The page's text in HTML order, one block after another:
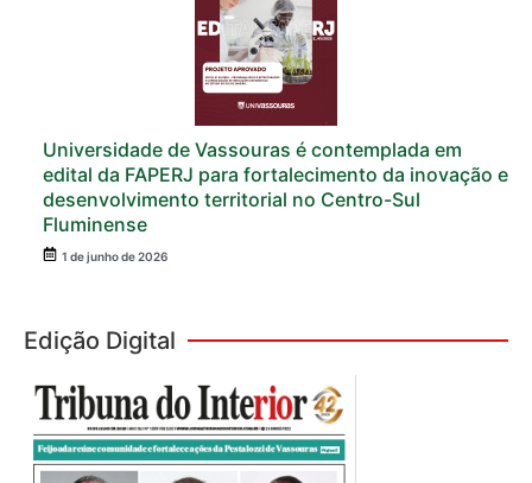
Universidade de Vassouras é contemplada em
edital da FAPERJ para fortalecimento da inovação e
desenvolvimento territorial no Centro-Sul
Fluminense
1 de junho de 2026
Edição Digital